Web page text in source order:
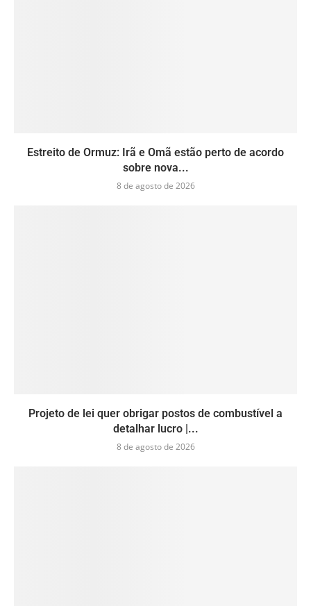
Estreito de Ormuz: Irã e Omã estão perto de acordo
sobre nova...
8 de agosto de 2026
Projeto de lei quer obrigar postos de combustível a
detalhar lucro |...
8 de agosto de 2026